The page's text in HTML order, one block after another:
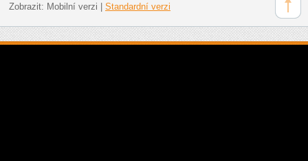
Zobrazit: Mobilní verzi Standardní verzi